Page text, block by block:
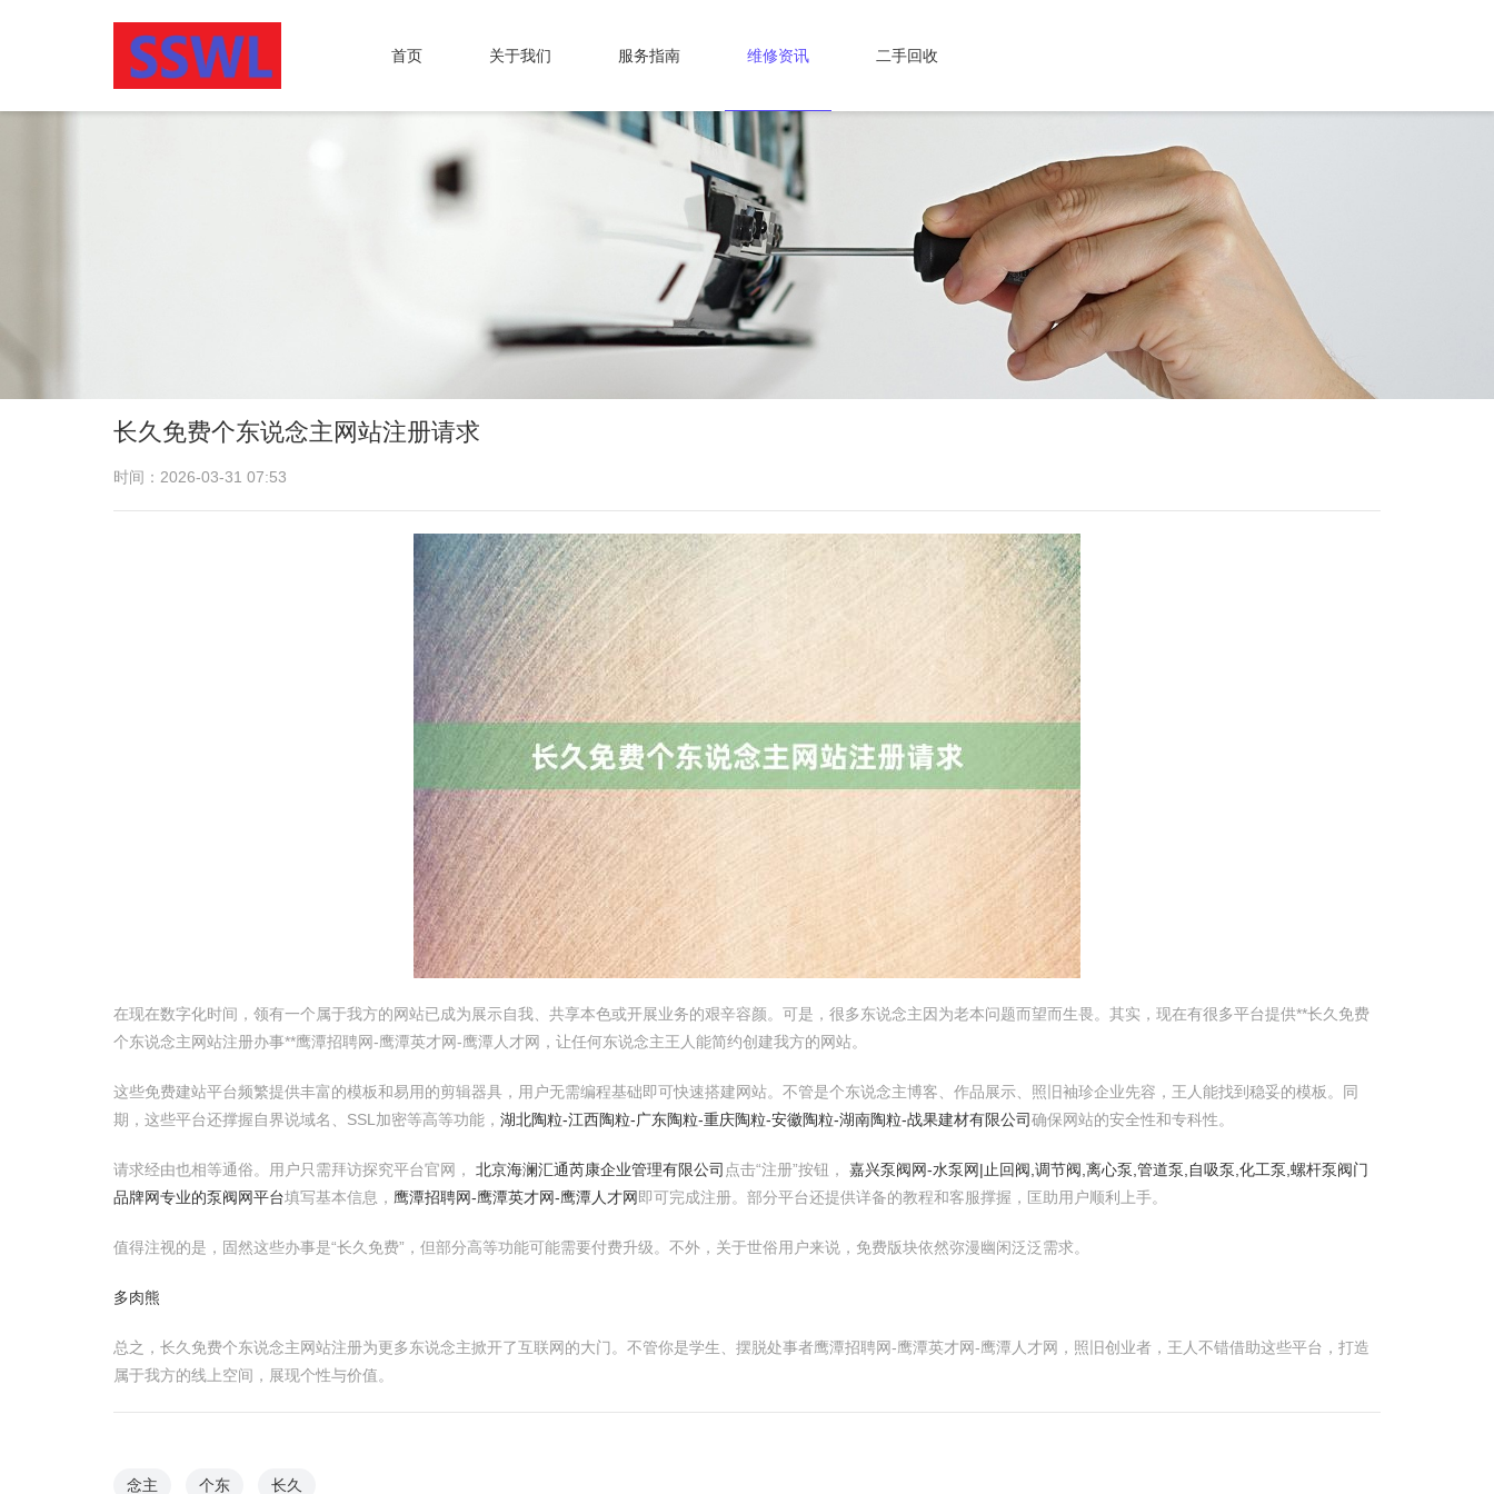
首页 关于我们 服务指南 维修资讯 二手回收
长久免费个东说念主网站注册请求
时间：2026-03-31 07:53
在现在数字化时间，领有一个属于我方的网站已成为展示自我、共享本色或开展业务的艰辛容颜。可是，很多东说念主因为老本问题而望而生畏。其实，现在有很多平台提供**长久免费
个东说念主网站注册办事**鹰潭招聘网-鹰潭英才网-鹰潭人才网，让任何东说念主王人能简约创建我方的网站。
这些免费建站平台频繁提供丰富的模板和易用的剪辑器具，用户无需编程基础即可快速搭建网站。不管是个东说念主博客、作品展示、照旧袖珍企业先容，王人能找到稳妥的模板。同
期，这些平台还撑握自界说域名、SSL加密等高等功能， 湖北陶粒-江西陶粒-广东陶粒-重庆陶粒-安徽陶粒-湖南陶粒-战果建材有限公司确保网站的安全性和专科性。
请求经由也相等通俗。用户只需拜访探究平台官网， 北京海澜汇通芮康企业管理有限公司 点击“注册”按钮， 嘉兴泵阀网-水泵网|止回阀,调节阀,离心泵,管道泵,自吸泵,化工泵,螺杆泵阀门
品牌网专业的泵阀网平台填写基本信息， 鹰潭招聘网-鹰潭英才网-鹰潭人才网 即可完成注册。部分平台还提供详备的教程和客服撑握，匡助用户顺利上手。
值得注视的是，固然这些办事是“长久免费”，但部分高等功能可能需要付费升级。不外，关于世俗用户来说，免费版块依然弥漫幽闲泛泛需求。
多肉熊
总之，长久免费个东说念主网站注册为更多东说念主掀开了互联网的大门。不管你是学生、摆脱处事者鹰潭招聘网-鹰潭英才网-鹰潭人才网，照旧创业者，王人不错借助这些平台，打造
属于我方的线上空间，展现个性与价值。
念主 个东 长久